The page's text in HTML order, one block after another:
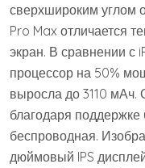
сверхшироким углом
Pro Max отличается
экран. В сравнении с
процессор на 50%
выросла до 3110 мАч.
благодаря поддержке
беспроводная.
дюймовый IPS